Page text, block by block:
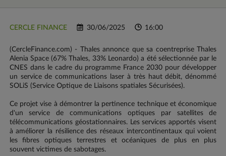
CERCLE FINANCE 30/06/2025 16:00
(CercleFinance.com) - Thales annonce que sa coentreprise Thales
Alenia Space (67% Thales, 33% Leonardo) a été sélectionnée par le
CNES dans le cadre du programme France 2030 pour développer
un service de communications laser à très haut débit, dénommé
SOLiS (Service Optique de Liaisons spatiales Sécurisées).
Ce projet vise à démontrer la pertinence technique et économique
d'un service de communications optiques par satellites de
télécommunications géostationnaires. Les services apportés visent
à améliorer la résilience des réseaux intercontinentaux qui voient
les fibres optiques terrestres et océaniques de plus en plus
souvent victimes de sabotages.